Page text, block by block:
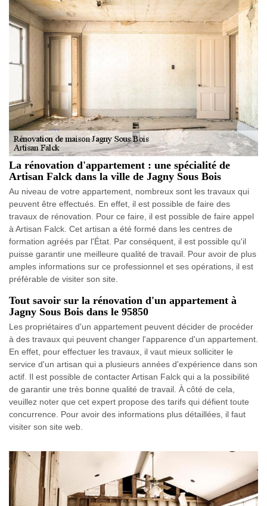
La rénovation d'appartement : une spécialité de
Artisan Falck dans la ville de Jagny Sous Bois
Au niveau de votre appartement, nombreux sont les travaux qui
peuvent être effectués. En effet, il est possible de faire des
travaux de rénovation. Pour ce faire, il est possible de faire appel
à Artisan Falck. Cet artisan a été formé dans les centres de
formation agréés par l'État. Par conséquent, il est possible qu'il
puisse garantir une meilleure qualité de travail. Pour avoir de plus
amples informations sur ce professionnel et ses opérations, il est
préférable de visiter son site.
Tout savoir sur la rénovation d'un appartement à
Jagny Sous Bois dans le 95850
Les propriétaires d'un appartement peuvent décider de procéder
à des travaux qui peuvent changer l'apparence d'un appartement.
En effet, pour effectuer les travaux, il vaut mieux solliciter le
service d'un artisan qui a plusieurs années d'expérience dans son
actif. Il est possible de contacter Artisan Falck qui a la possibilité
de garantir une très bonne qualité de travail. À côté de cela,
veuillez noter que cet expert propose des tarifs qui défient toute
concurrence. Pour avoir des informations plus détaillées, il faut
visiter son site web.